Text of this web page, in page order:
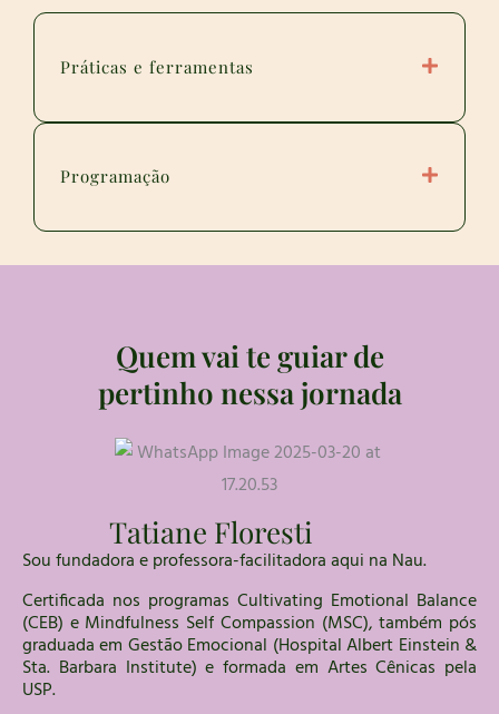
Práticas e ferramentas
Programação
Quem vai te guiar de
pertinho nessa jornada
Tatiane Floresti
Sou fundadora e professora-facilitadoraaqui na Nau.
Certificada nos programas Cultivating Emotional Balance
(CEB) e Mindfulness Self Compassion (MSC), também pós
graduada em Gestão Emocional (Hospital Albert Einstein &
Sta. Barbara Institute) e formada em Artes Cênicas pela
USP.